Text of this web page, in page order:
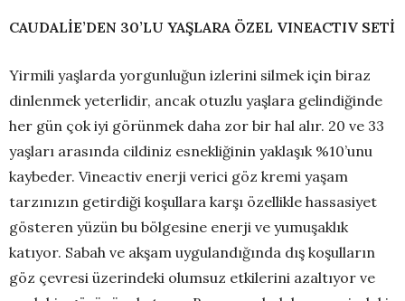
CAUDALİE’DEN 30’LU YAŞLARA ÖZEL VINEACTIV SETİ
Yirmili yaşlarda yorgunluğun izlerini silmek için biraz
dinlenmek yeterlidir, ancak otuzlu yaşlara gelindiğinde
her gün çok iyi görünmek daha zor bir hal alır. 20 ve 33
yaşları arasında cildiniz esnekliğinin yaklaşık %10’unu
kaybeder. Vineactiv enerji verici göz kremi yaşam
tarzınızın getirdiği koşullara karşı özellikle hassasiyet
gösteren yüzün bu bölgesine enerji ve yumuşaklık
katıyor. Sabah ve akşam uygulandığında dış koşulların
göz çevresi üzerindeki olumsuz etkilerini azaltıyor ve